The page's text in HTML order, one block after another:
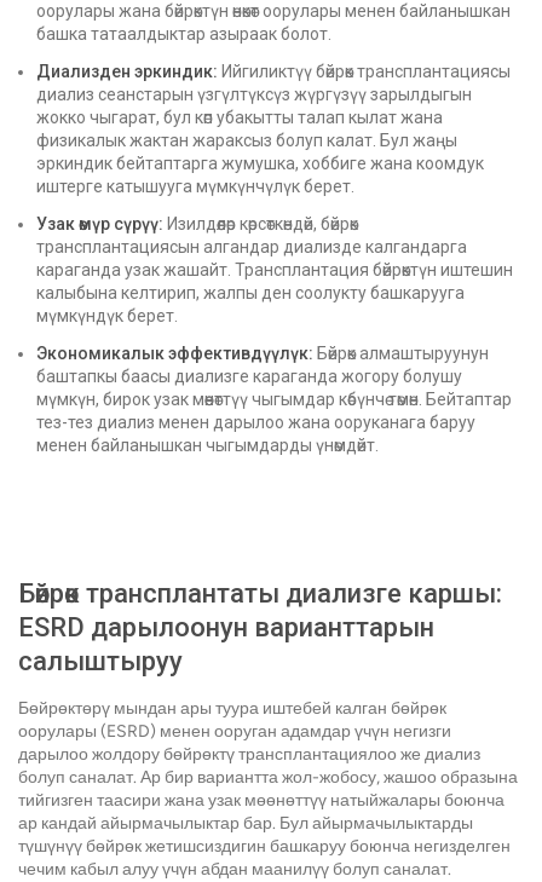
оорулары жана бөйрөктүн өнөкөт оорулары менен байланышкан
башка татаалдыктар азыраак болот.
Диализден эркиндик: Ийгиликтүү бөйрөк трансплантациясы
диализ сеанстарын үзгүлтүксүз жүргүзүү зарылдыгын
жокко чыгарат, бул көп убакытты талап кылат жана
физикалык жактан жараксыз болуп калат. Бул жаңы
эркиндик бейтаптарга жумушка, хоббиге жана коомдук
иштерге катышууга мүмкүнчүлүк берет.
Узак өмүр сүрүү: Изилдөөлөр көрсөткөндөй, бөйрөк
трансплантациясын алгандар диализде калгандарга
караганда узак жашайт. Трансплантация бөйрөктүн иштешин
калыбына келтирип, жалпы ден соолукту башкарууга
мүмкүндүк берет.
Экономикалык эффективдүүлүк: Бөйрөк алмаштыруунун
баштапкы баасы диализге караганда жогору болушу
мүмкүн, бирок узак мөөнөттүү чыгымдар көбүнчө төмөн. Бейтаптар
тез-тез диализ менен дарылоо жана ооруканага баруу
менен байланышкан чыгымдарды үнөмдөйт.
Бөйрөк трансплантаты диализге каршы:
ESRD дарылоонун варианттарын
салыштыруу
Бөйрөктөрү мындан ары туура иштебей калган бөйрөк
оорулары (ESRD) менен ооруган адамдар үчүн негизги
дарылоо жолдору бөйрөктү трансплантациялоо же диализ
болуп саналат. Ар бир вариантта жол-жобосу, ​​жашоо образына
тийгизген таасири жана узак мөөнөттүү натыйжалары боюнча
ар кандай айырмачылыктар бар. Бул айырмачылыктарды
түшүнүү бөйрөк жетишсиздигин башкаруу боюнча негизделген
чечим кабыл алуу үчүн абдан маанилүү болуп саналат.